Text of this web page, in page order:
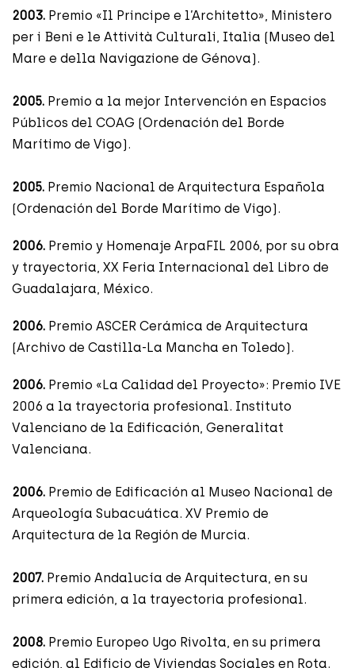
2003. Premio «Il Principe e l’Architetto», Ministero
per i Beni e le Attività Culturali, Italia (Museo del
Mare e della Navigazione de Génova).
2005. Premio a la mejor Intervención en Espacios
Públicos del COAG (Ordenación del Borde
Marítimo de Vigo).
2005. Premio Nacional de Arquitectura Española
(Ordenación del Borde Marítimo de Vigo).
2006. Premio y Homenaje ArpaFIL 2006, por su obra
y trayectoria, XX Feria Internacional del Libro de
Guadalajara, México.
2006. Premio ASCER Cerámica de Arquitectura
(Archivo de Castilla-La Mancha en Toledo).
2006. Premio «La Calidad del Proyecto»: Premio IVE
2006 a la trayectoria profesional. Instituto
Valenciano de la Edificación, Generalitat
Valenciana.
2006. Premio de Edificación al Museo Nacional de
Arqueología Subacuática. XV Premio de
Arquitectura de la Región de Murcia.
2007. Premio Andalucía de Arquitectura, en su
primera edición, a la trayectoria profesional.
2008. Premio Europeo Ugo Rivolta, en su primera
edición, al Edificio de Viviendas Sociales en Rota.